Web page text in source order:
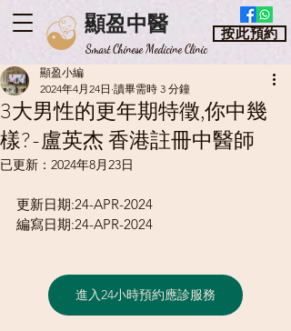
按此預約
顯盈中醫
​Smart Chinese Medicine Clinic
3大男性的更年期特徵,你中幾
樣?-盧英杰 香港註冊中醫師
顯盈小編
2024年4月24日 讀畢需時 3 分鐘
已更新： 2024年8月23日
更新日期:24-APR-2024
編寫日期:24-APR-2024
進入24小時預約應診服務